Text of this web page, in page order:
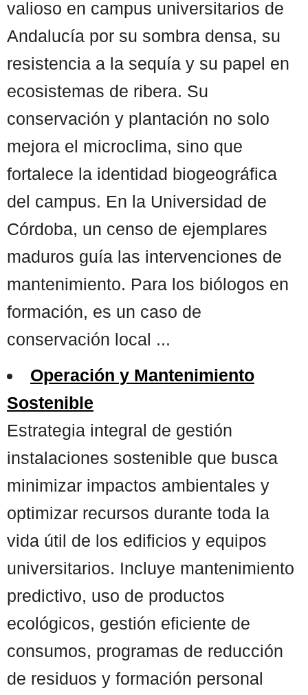
valioso en campus universitarios de
Andalucía por su sombra densa, su
resistencia a la sequía y su papel en
ecosistemas de ribera. Su
conservación y plantación no solo
mejora el microclima, sino que
fortalece la identidad biogeográfica
del campus. En la Universidad de
Córdoba, un censo de ejemplares
maduros guía las intervenciones de
mantenimiento. Para los biólogos en
formación, es un caso de
conservación local ...
Operación y Mantenimiento
Sostenible
Estrategia integral de gestión
instalaciones sostenible que busca
minimizar impactos ambientales y
optimizar recursos durante toda la
vida útil de los edificios y equipos
universitarios. Incluye mantenimiento
predictivo, uso de productos
ecológicos, gestión eficiente de
consumos, programas de reducción
de residuos y formación personal